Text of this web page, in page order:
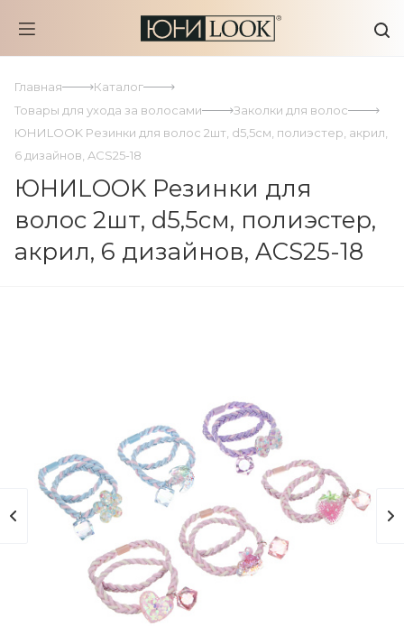
Главная
Каталог
Товары для ухода за волосами
Заколки для волос
ЮНИLOOK Резинки для волос 2шт, d5,5см, полиэстер, акрил,
6 дизайнов, ACS25-18
ЮНИLOOK Резинки для
волос 2шт, d5,5см, полиэстер,
акрил, 6 дизайнов, ACS25-18